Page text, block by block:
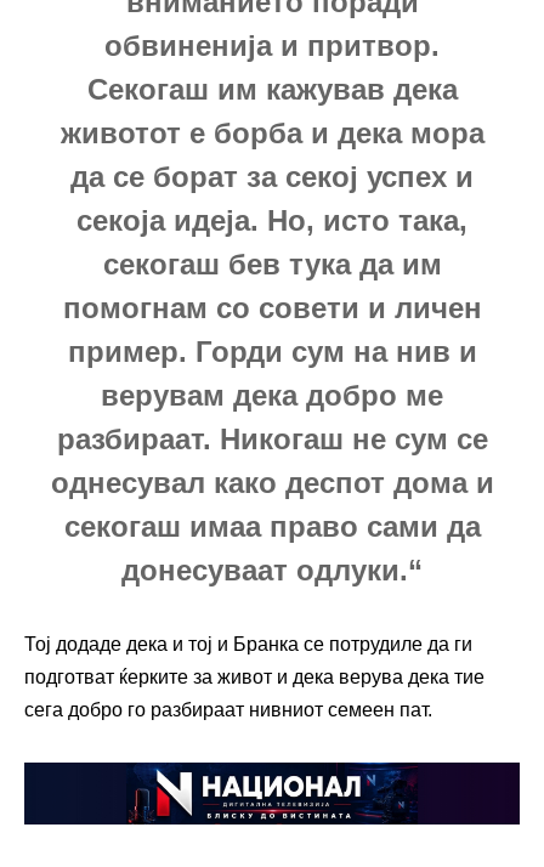
обвиненија и притвор.
Секогаш им кажував дека
животот е борба и дека мора
да се борат за секој успех и
секоја идеја. Но, исто така,
секогаш бев тука да им
помогнам со совети и личен
пример. Горди сум на нив и
верувам дека добро ме
разбираат. Никогаш не сум се
однесувал како деспот дома и
секогаш имаа право сами да
донесуваат одлуки.“
Тој додаде дека и тој и Бранка се потрудиле да ги
подготват ќерките за живот и дека верува дека тие
сега добро го разбираат нивниот семеен пат.